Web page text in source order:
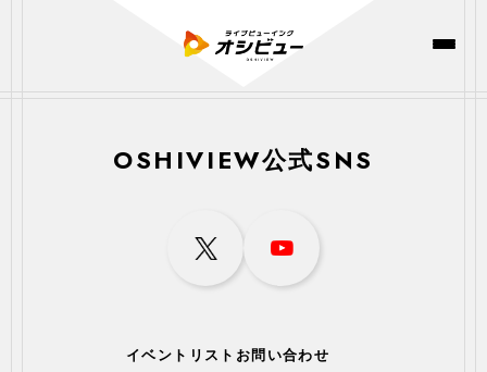
OSHIVIEW公式SNS
イベントリスト お問い合わせ